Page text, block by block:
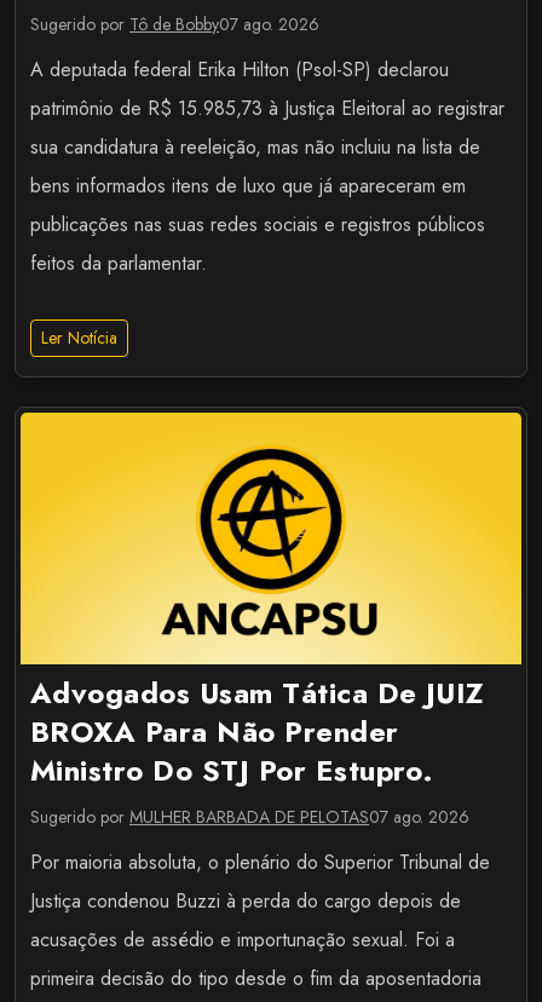
Sugerido por Tô de Bobby07 ago. 2026
A deputada federal Erika Hilton (Psol-SP) declarou
patrimônio de R$ 15.985,73 à Justiça Eleitoral ao registrar
sua candidatura à reeleição, mas não incluiu na lista de
bens informados itens de luxo que já apareceram em
publicações nas suas redes sociais e registros públicos
feitos da parlamentar.
Ler Notícia
Advogados Usam Tática De JUIZ
BROXA Para Não Prender
Ministro Do STJ Por Estupro.
Sugerido por MULHER BARBADA DE PELOTAS07 ago. 2026
Por maioria absoluta, o plenário do Superior Tribunal de
Justiça condenou Buzzi à perda do cargo depois de
acusações de assédio e importunação sexual. Foi a
primeira decisão do tipo desde o fim da aposentadoria